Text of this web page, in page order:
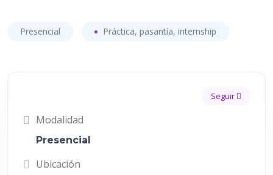
Presencial Práctica, pasantía, internship
Seguir
Modalidad
Presencial
Ubicación